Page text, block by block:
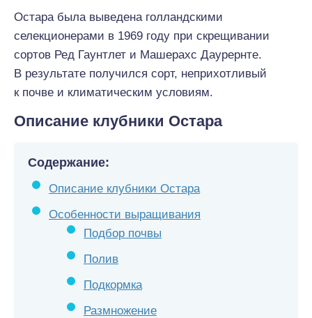
Остара была выведена голландскими
селекционерами в 1969 году при скрещивании
сортов Ред Гаунтлет и Машерахс Даурернте.
В результате получился сорт, неприхотливый
к почве и климатическим условиям.
Описание клубники Остара
Содержание:
Описание клубники Остара
Особенности выращивания
Подбор почвы
Полив
Подкормка
Размножение